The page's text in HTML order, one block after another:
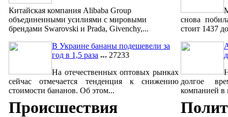
Китайская компания Alibaba Group
объединенными усилиями с мировыми
брендами Swarovski и Prada, Givenchy,...
В Украине бананы подешевели за
год в 1,5 раза
27233
На отечественных оптовых рынках
сейчас отмечается тенденция к снижению
стоимости бананов. Об этом...
снова
стоит 1437
долгое
компанией в
Происшествия